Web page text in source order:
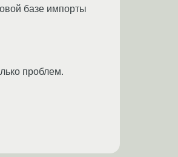
базе импорты
проблем.